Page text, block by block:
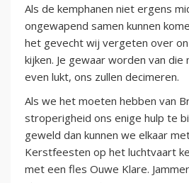
Als de kemphanen niet ergens
ongewapend samen kunnen
het gevecht wij vergeten over
kijken. Je gewaar worden van die
even lukt, ons zullen decimeren.
Als we het moeten hebben van
stroperigheid ons enige hulp te
geweld dan kunnen we elkaar
Kerstfeesten op het luchtvaart
met een fles Ouwe Klare.